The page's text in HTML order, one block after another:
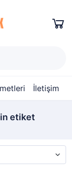
İletişim
etiket